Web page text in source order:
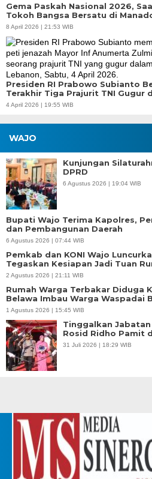
Gema Paskah Nasional 2026,
Tokoh Bangsa Bersatu di
8 April 2026 | 21:53 WIB
Presiden RI Prabowo Subianto
Terakhir Tiga Prajurit TNI Gugur
4 April 2026 | 19:55 WIB
WAJO
Kunjungan
DPRD
6 Agustus 2026 | 19:04 WIB
Bupati Wajo Terima Kapolres,
dan Pembangunan Daerah
6 Agustus 2026 | 07:44 WIB
Pemkab dan KONI Wajo
Tegaskan Kesiapan Jadi Tuan
2 Agustus 2026 | 21:11 WIB
Rumah Warga Terbakar Diduga
Belawa Imbau Warga Waspadai
1 Agustus 2026 | 15:45 WIB
Tinggalkan Jabatan
Rosid Ridho Pamit
31 Juli 2026 | 18:29 WIB